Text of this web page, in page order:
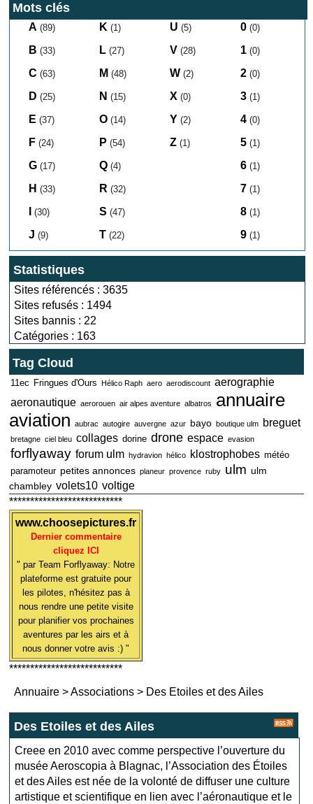
Mots clés
A (89)
B (33)
C (63)
D (25)
E (37)
F (24)
G (17)
H (33)
(30)
J (9)
K (1)
L (27)
M (48)
N (15)
O (14)
P (54)
Q (4)
R (32)
S (47)
T (22)
U (5)
V (28)
W (2)
X (0)
Y (2)
Z (1)
0 (0)
1 (0)
2 (0)
3 (1)
4 (0)
5 (1)
6 (1)
7 (1)
8 (1)
9 (1)
Statistiques
Sites référencés : 3635
Sites refusés : 1494
Sites bannis : 22
Catégories : 163
Tag Cloud
11ec Fringues d'Ours Hélico Raph aero aerodiscount aerographie
aeronautique aerorouen air alpes aventure albatros
annuaire
aviation
aubrac autogire auvergne azur bayo boutique ulm breguet
bretagne ciel bleu collages dorine drone espace evasion
forflyaway forum ulm hydravion hélico klostrophobes météo
paramoteur petites annonces planeur provence ruby ulm ulm
chambley volets10 voltige
***************************
www.choosepictures.fr
Dernier commentaire
cliquez ICI
" par Team Forflyaway: Notre
plateforme est gratuite pour
les pilotes, n'hésitez pas à
nous rendre une petite visite
pour planifier vos prochaines
aventures par les airs et à
nous donner votre avis :) "
***************************
Annuaire >Associations > Des Etoiles et des Ailes
Des Etoiles et des Ailes
Creee en 2010 avec comme perspective l’ouverture du
musée Aeroscopia à Blagnac, l’Association des Étoiles
et des Ailes est née de la volonté de diffuser une culture
artistique et scientifique en lien avec l’aéronautique et le